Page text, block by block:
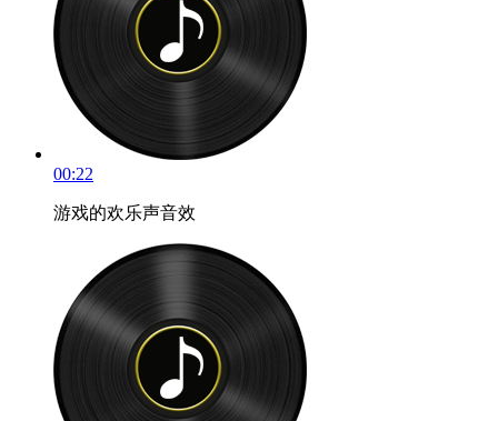
00:22
游戏的欢乐声音效